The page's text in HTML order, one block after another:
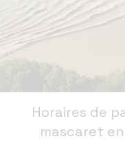
Horaires de
mascaret